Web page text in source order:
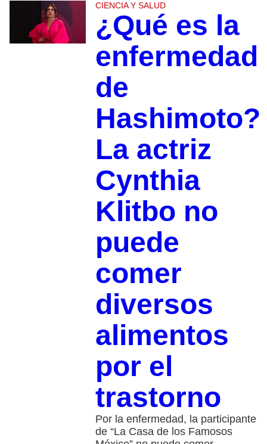
CIENCIA Y SALUD
¿Qué es la
enfermedad
de
Hashimoto?
La actriz
Cynthia
Klitbo no
puede
comer
diversos
alimentos
por el
trastorno
Por la enfermedad, la participante
de “La Casa de los Famosos